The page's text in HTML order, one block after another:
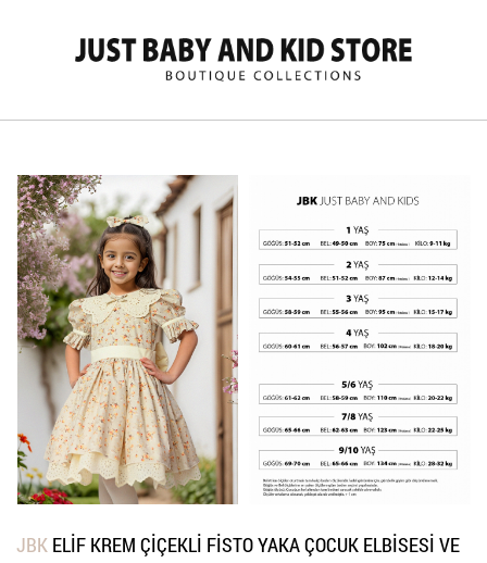
JBK ELİF KREM ÇİÇEKLİ FİSTO YAKA ÇOCUK ELBİSESİ VE